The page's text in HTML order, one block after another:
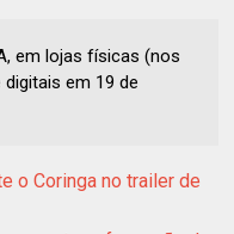
em lojas físicas (nos
em 19 de
o Coringa no trailer de